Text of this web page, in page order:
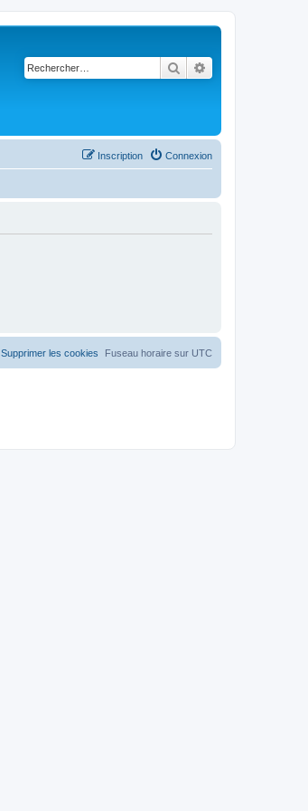
Rechercher
Connexion
Inscription
Fuseau horaire sur UTC
Supprimer les cookies